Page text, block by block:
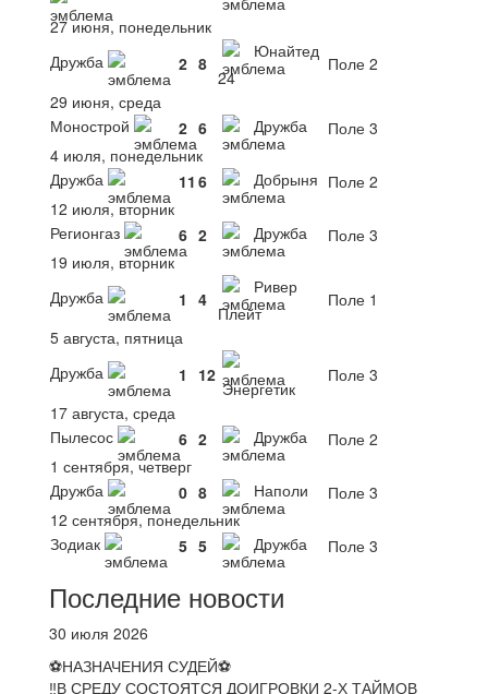
27 июня, понедельник
Дружба
2 8
Юнайтед
24
Поле 2
29 июня, среда
Монострой
2 6 Дружба
Поле 3
4 июля, понедельник
Дружба
11 6 Добрыня Поле 2
12 июля, вторник
Регионгаз
6 2 Дружба
Поле 3
19 июля, вторник
Дружба
1 4
Ривер
Плейт
Поле 1
5 августа, пятница
Дружба
1 12
Энергетик
Поле 3
17 августа, среда
Пылесос
6 2 Дружба
Поле 2
1 сентября, четверг
Дружба
0 8 Наполи
Поле 3
12 сентября, понедельник
Зодиак
5 5 Дружба Поле 3
Последние новости
30 июля 2026
⚽НАЗНАЧЕНИЯ СУДЕЙ⚽
‼В СРЕДУ СОСТОЯТСЯ ДОИГРОВКИ 2-Х ТАЙМОВ